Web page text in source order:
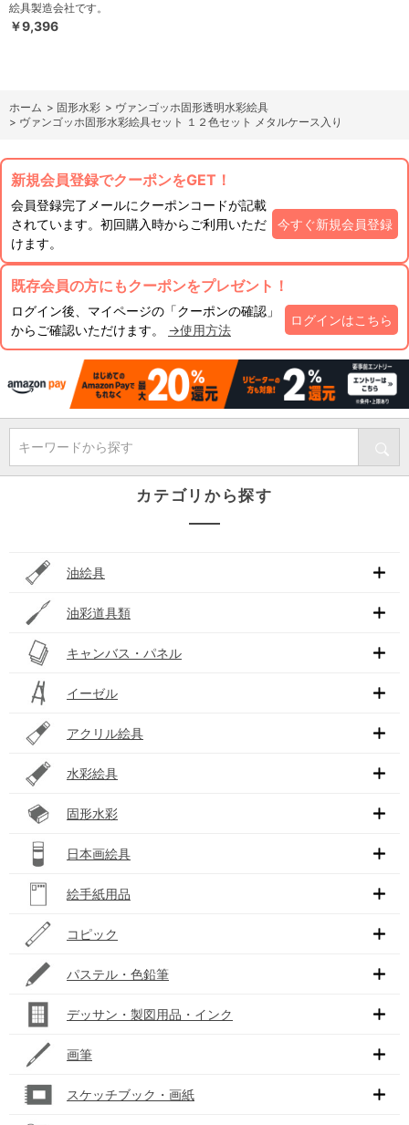
絵具製造会社です。
￥9,396
ホーム > 固形水彩 > ヴァンゴッホ固形透明水彩絵具
> ヴァンゴッホ固形水彩絵具セット １２色セット メタルケース入り
新規会員登録でクーポンをGET！
会員登録完了メールにクーポンコードが記載
されています。初回購入時からご利用いただ
けます。
今すぐ新規会員登録
既存会員の方にもクーポンをプレゼント！
ログイン後、マイページの「クーポンの確認」
からご確認いただけます。 →使用方法
ログインはこちら
キーワードから探す
カテゴリから探す
油絵具
油彩道具類
キャンバス・パネル
イーゼル
アクリル絵具
水彩絵具
固形水彩
日本画絵具
絵手紙用品
コピック
パステル・色鉛筆
デッサン・製図用品・インク
画筆
スケッチブック・画紙